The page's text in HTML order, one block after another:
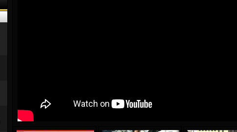
Emmanuel AFETSE
24 June